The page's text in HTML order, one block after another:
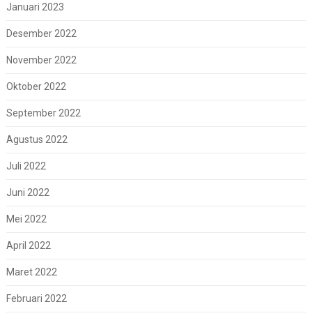
Januari 2023
Desember 2022
November 2022
Oktober 2022
September 2022
Agustus 2022
Juli 2022
Juni 2022
Mei 2022
April 2022
Maret 2022
Februari 2022